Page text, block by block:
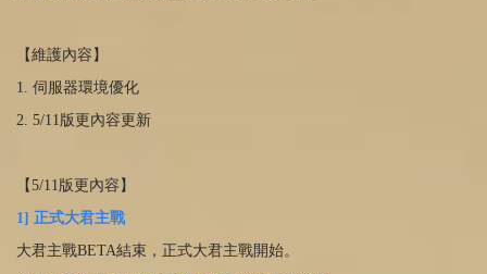
【維護內容】
1. 伺服器環境優化
2. 5/11版更內容更新
【5/11版更內容】
1] 正式大君主戰
大君主戰BETA結束，正式大君主戰開始。